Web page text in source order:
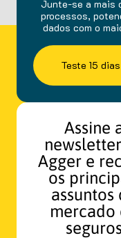
Junte-se a mais
processos,
dados com o
Teste 15
sem
Assine
Agger e
os
assuntos
mercado
seguros